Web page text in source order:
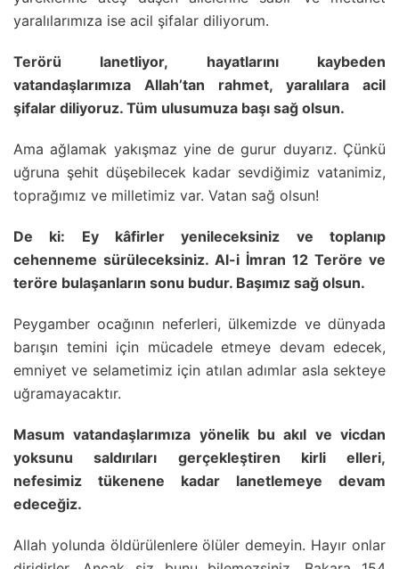
yaralılarımıza ise acil şifalar diliyorum.
Terörü lanetliyor, hayatlarını kaybeden
vatandaşlarımıza Allah’tan rahmet, yaralılara acil
şifalar diliyoruz. Tüm ulusumuza başı sağ olsun.
Ama ağlamak yakışmaz yine de gurur duyarız. Çünkü
uğruna şehit düşebilecek kadar sevdiğimiz vatanimiz,
toprağımız ve milletimiz var. Vatan sağ olsun!
De ki: Ey kâfirler yenileceksiniz ve toplanıp
cehenneme sürüleceksiniz. Al-i İmran 12 Teröre ve
teröre bulaşanların sonu budur. Başımız sağ olsun.
Peygamber ocağının neferleri, ülkemizde ve dünyada
barışın temini için mücadele etmeye devam edecek,
emniyet ve selametimiz için atılan adımlar asla sekteye
uğramayacaktır.
Masum vatandaşlarımıza yönelik bu akıl ve vicdan
yoksunu saldırıları gerçekleştiren kirli elleri,
nefesimiz tükenene kadar lanetlemeye devam
edeceğiz.
Allah yolunda öldürülenlere ölüler demeyin. Hayır onlar